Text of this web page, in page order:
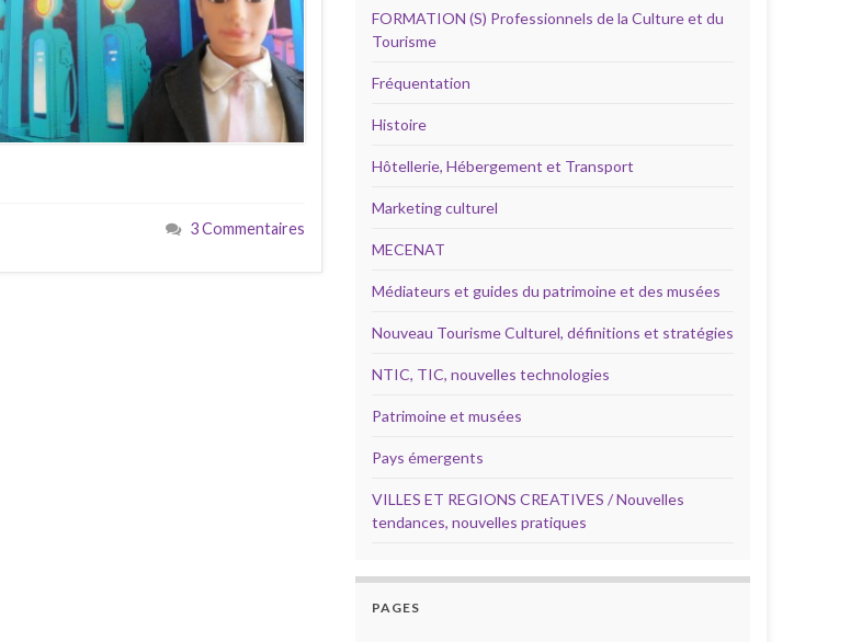
3 Commentaires
FORMATION (S) Professionnels de la Culture et du
Tourisme
Fréquentation
Histoire
Hôtellerie, Hébergement et Transport
Marketing culturel
MECENAT
Médiateurs et guides du patrimoine et des musées
Nouveau Tourisme Culturel, définitions et stratégies
NTIC, TIC, nouvelles technologies
Patrimoine et musées
Pays émergents
VILLES ET REGIONS CREATIVES / Nouvelles
tendances, nouvelles pratiques
PAGES